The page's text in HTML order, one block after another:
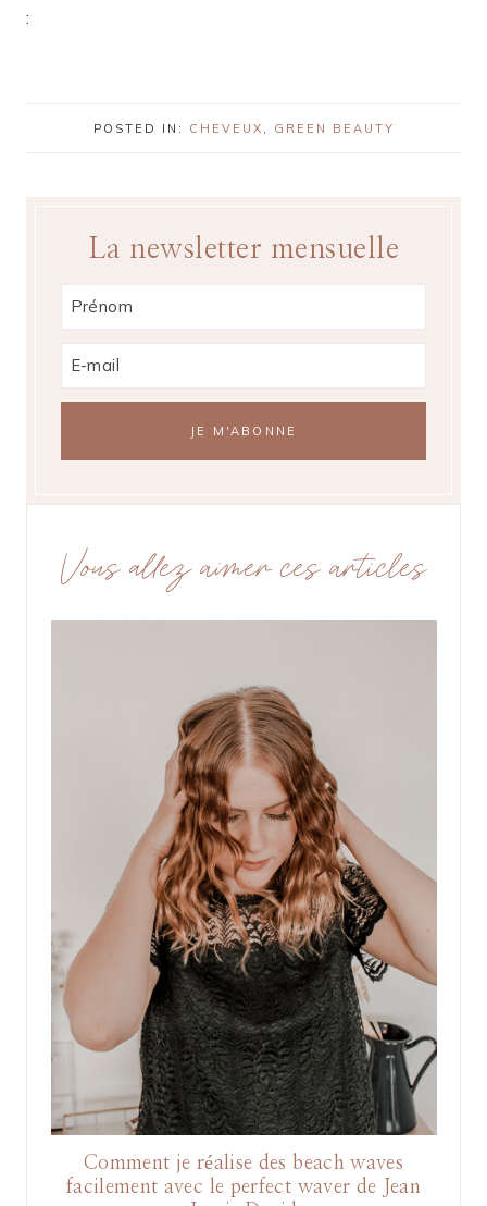
:
POSTED IN: CHEVEUX , GREEN BEAUTY
La newsletter mensuelle
Vous allez aimer ces articles
Comment je réalise des beach waves
facilement avec le perfect waver de Jean